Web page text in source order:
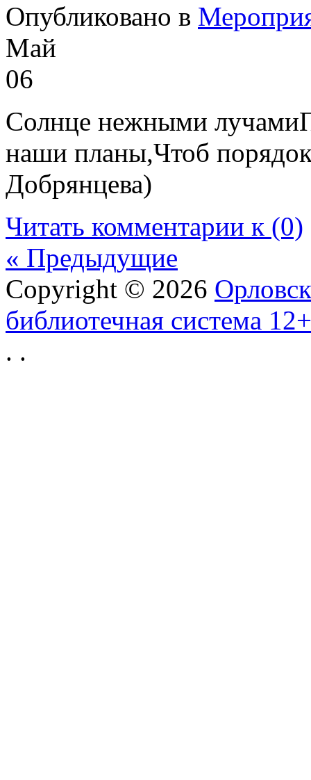
Опубликовано в
Май
06
Солнце нежными
наши планы,Чтоб
Добрянцева)
Читать комментарии к (0)
« Предыдущие
Copyright © 2026
библиотечная система 12+
. .